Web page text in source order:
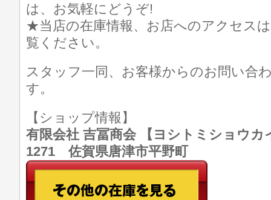
は、お気軽にどうぞ!
★当店の在庫情報、お店へのアクセス
覧ください。
スタッフ一同、お客様からのお問い合
す。
【ショップ情報】
有限会社 吉冨商会 【ヨシトミショウ
1271 佐賀県唐津市平野町